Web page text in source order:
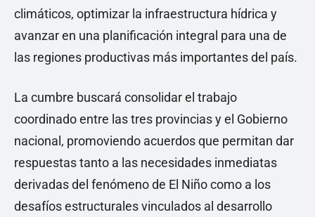
climáticos, optimizar la infraestructura hídrica y
avanzar en una planificación integral para una de
las regiones productivas más importantes del país.
La cumbre buscará consolidar el trabajo
coordinado entre las tres provincias y el Gobierno
nacional, promoviendo acuerdos que permitan dar
respuestas tanto a las necesidades inmediatas
derivadas del fenómeno de El Niño como a los
desafíos estructurales vinculados al desarrollo